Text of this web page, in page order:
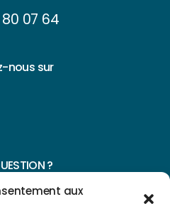
aux
07 64
nous sur
?
NOUS